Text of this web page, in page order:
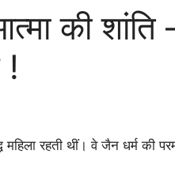
की शांति
!
महिला रहती थीं। वे जैन धर्म की